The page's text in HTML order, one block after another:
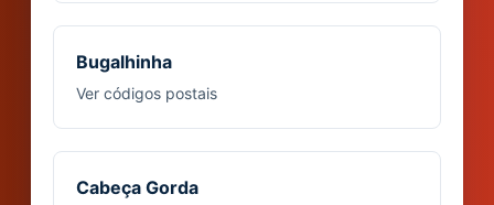
Bugalhinha
Ver códigos postais
Cabeça Gorda